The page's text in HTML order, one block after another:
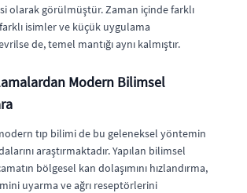
olarak görülmüştür. Zaman içinde farklı
isimler ve küçük uygulama
de, temel mantığı aynı kalmıştır.
Modern Bilimsel
tıp bilimi de bu geleneksel yöntemin
araştırmaktadır. Yapılan bilimsel
bölgesel kan dolaşımını hızlandırma,
uyarma ve ağrı reseptörlerini